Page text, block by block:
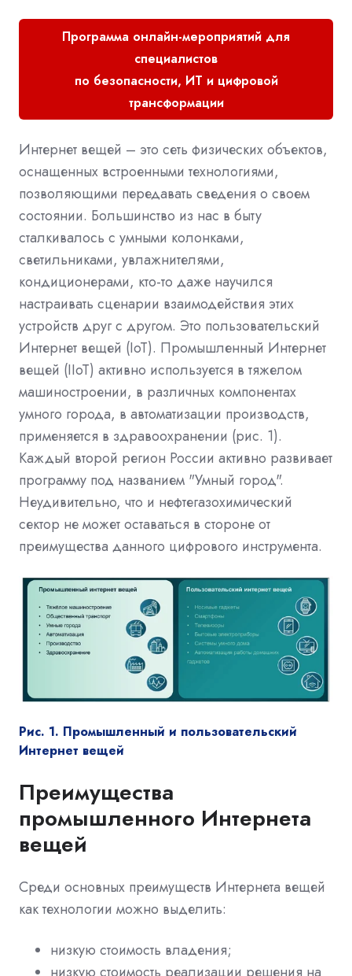
Программа онлайн-мероприятий для
специалистов
по безопасности, ИТ и цифровой
трансформации
Интернет вещей – это сеть физических объектов,
оснащенных встроенными технологиями,
позволяющими передавать сведения о своем
состоянии. Большинство из нас в быту
сталкивалось с умными колонками,
светильниками, увлажнителями,
кондиционерами, кто-то даже научился
настраивать сценарии взаимодействия этих
устройств друг с другом. Это пользовательский
Интернет вещей (IoT). Промышленный Интернет
вещей (IIoT) активно используется в тяжелом
машиностроении, в различных компонентах
умного города, в автоматизации производств,
применяется в здравоохранении (рис. 1).
Каждый второй регион России активно развивает
программу под названием "Умный город".
Неудивительно, что и нефтегазохимический
сектор не может оставаться в стороне от
преимущества данного цифрового инструмента.
Рис. 1. Промышленный и пользовательский
Интернет вещей
Преимущества
промышленного Интернета
вещей
Среди основных преимуществ Интернета вещей
как технологии можно выделить:
низкую стоимость владения;